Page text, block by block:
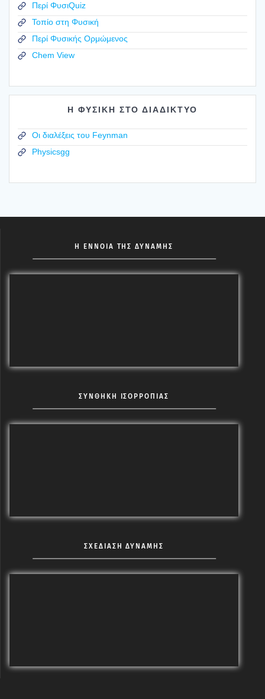
Περί ΦυσιQuiz
Τοπίο στη Φυσική
Περί Φυσικής Ορμώμενος
Chem View
Η ΦΥΣΙΚΗ ΣΤΟ ΔΙΑΔΙΚΤΥΟ
Οι διαλέξεις του Feynman
Physicsgg
Η ΕΝΝΟΙΑ ΤΗΣ ΔΥΝΑΜΗΣ
ΣΥΝΘΗΚΗ ΙΣΟΡΡΟΠΙΑΣ
ΣΧΕΔΙΑΣΗ ΔΥΝΑΜΗΣ